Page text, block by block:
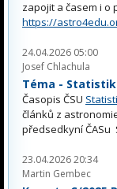
zapojit a časem i
https://
24.04.2026 05:00
Josef Chlachula
Téma -
Časopis ČSU
článků z
předsedkyní ČASu
23.04.2026 20:34
Martin Gembec